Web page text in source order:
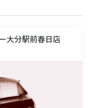
大分駅前春日店